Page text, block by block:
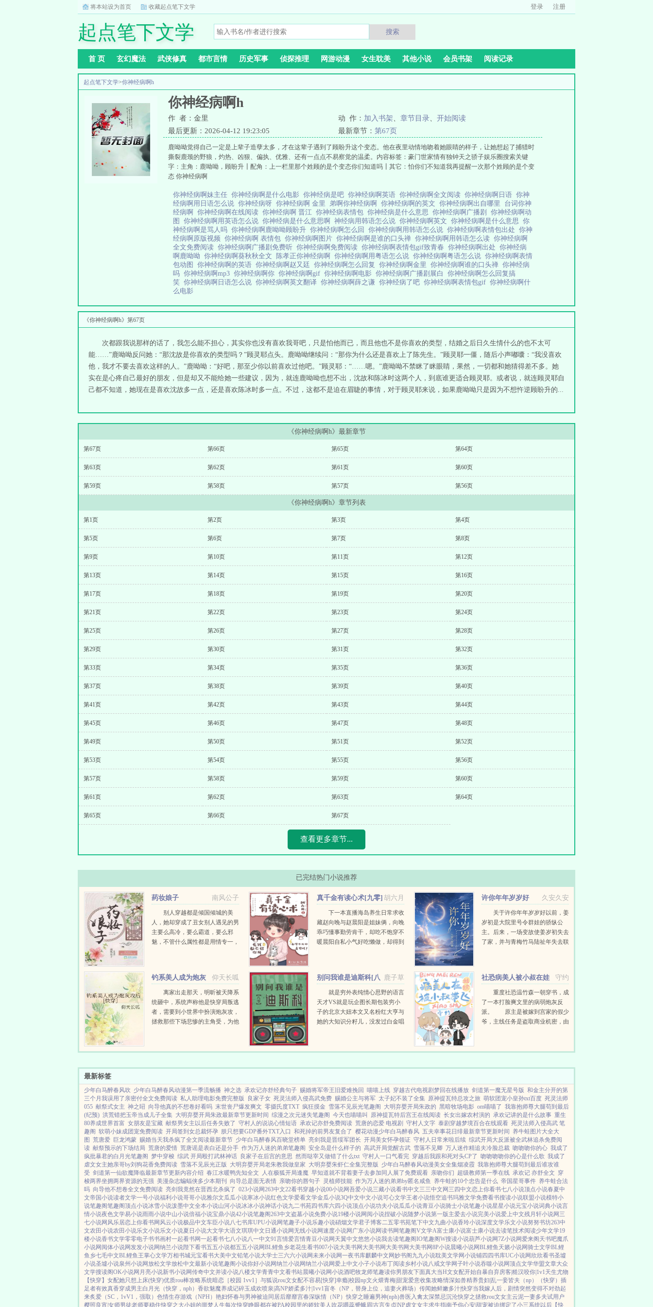
将本站设为首页 收藏起点笔下文学 登录 注册
起点笔下文学 搜索
首 页 玄幻魔法 武侠修真 都市言情 历史军事 侦探推理 网游动漫 女生耽美 其他小说 会员书架 阅读记录
起点笔下文学>你神经病啊h
你神经病啊h
作 者：金里 动 作： 加入书架 章节目录
开始阅读
最后更新：2026-04-12 19:23:05
最新章节： 第67页
鹿呦呦觉得自己一定是上辈子造孽太多，才在这辈子遇到了顾盼升这个变态。他在夜里动情地吻着她眼睛的样子，让她想起了捕猎时
撕裂鹿颈的野狼，灼热、凶狠、偏执、优雅、还有一点点不易察觉的温柔。内容标签：豪门世家情有独钟天之骄子娱乐圈搜索关键
字：主角：鹿呦呦，顾盼升┃配角：上一栏里那个姓顾的是个变态你们知道吗┃其它：怕你们不知道我再提醒一次那个姓顾的是个变
态 你神经病啊
你神经病啊妹主任 你神经病啊是什么电影 你神经病是吧 你神经病啊英语 你神经病啊全文阅读 你神经病啊日语 你神
经病啊用日语怎么说 你神经病呀 你神经病啊 金里 弟啊你神经病啊 你神经病啊的英文 你神经病啊出自哪里 台词你神
经病啊 你神经病啊在线阅读 你神经病啊 晋江 你神经病表情包 你神经病是什么意思 你神经病啊广播剧 你神经病啊动
图 你神经病啊用英语怎么说 你神经病是什么意思啊 神经病用韩语怎么说 你神经病啊英文 你神经病啊是什么意思 你
神经病啊是骂人吗 你神经病啊鹿呦呦顾盼升 你神经病啊怎么回 你神经病啊用韩语怎么说 你神经病啊表情包出处 你神
经病啊原版视频 你神经病啊 表情包 你神经病啊图片 你神经病啊是谁的口头禅 你神经病啊用韩语怎么读 你神经病啊
全文免费阅读 你神经病啊广播剧免费听 你神经病啊免费阅读 你神经病啊表情包gif致青春 你神经病啊出处 你神经病
啊鹿呦呦 你神经病啊葵秋秋全文 陈孝正你神经病啊 你神经病啊用粤语怎么说 你神经病啊粤语怎么说 你神经病啊表情
包动图 你神经病啊的英语 你神经病啊赵又廷 你神经病啊怎么回复 你神经病啊金里 你神经病啊谁的口头禅 你神经病
吗 你神经病啊mp3 你神经病啊你 你神经病啊gif 你神经病啊电影 你神经病啊广播剧展白 你神经病啊怎么回复搞
笑 你神经病啊日语怎么说 你神经病啊英文翻译 你神经病啊薛之谦 你神经病了吧 你神经病啊表情包gif 你神经病啊什
么电影
《你神经病啊h》第67页
次都跟我说那样的话了，我怎么能不担心，其实你也没有喜欢我哥吧，只是怕他而已，而且他也不是你喜欢的类型，结婚之后日久生情什么的也不太可
能……”鹿呦呦反问她：“那沈故是你喜欢的类型吗？”顾灵耶点头。鹿呦呦继续问：“那你为什么还是喜欢上了陈先生。”顾灵耶一僵，随后小声嘟囔：“我没喜欢
他，我才不要去喜欢这样的人。”鹿呦呦：“好吧，那至少你以前喜欢过他吧。”顾灵耶：“……嗯。”鹿呦呦不禁眯了眯眼睛，果然，一切都和她猜得差不多。她
实在是心疼自己最好的朋友，但是却又不能给她一些建议，因为，就连鹿呦呦也想不出，沈故和陈冰时这两个人，到底谁更适合顾灵耶。或者说，就连顾灵耶自
己都不知道，她现在是喜欢沈故多一点，还是喜欢陈冰时多一点。不过，这都不是迫在眉睫的事情，对于顾灵耶来说，如果鹿呦呦只是因为不想忤逆顾盼升的...
《你神经病啊h》最新章节
第67页 第66页 第65页 第64页
第63页 第62页 第61页 第60页
第59页 第58页 第57页 第56页
《你神经病啊h》章节列表
第1页 第2页 第3页 第4页
第5页 第6页 第7页 第8页
第9页 第10页 第11页 第12页
第13页 第14页 第15页 第16页
第17页 第18页 第19页 第20页
第21页 第22页 第23页 第24页
第25页 第26页 第27页 第28页
第29页 第30页 第31页 第32页
第33页 第34页 第35页 第36页
第37页 第38页 第39页 第40页
第41页 第42页 第43页 第44页
第45页 第46页 第47页 第48页
第49页 第50页 第51页 第52页
第53页 第54页 第55页 第56页
第57页 第58页 第59页 第60页
第61页 第62页 第63页 第64页
第65页 第66页 第67页
查看更多章节...
已完结热门小说推荐
南风公子
药妆娘子
别人穿越都是倾国倾城的美
人，她却穿成了丑女别人遇见的男
主要么高冷，要么霸道，要么邪
魅，不管什么属性都是用情专一，
了美容销售的尊严，她治得了自
胡六月
真千金有读心术[九零]
下一本直播海岛养生日常求收
藏赵向晚与赵晨阳是姐妹俩，向晚
乖巧懂事勤劳肯干，却吃不饱穿不
暖晨阳自私小气好吃懒做，却得到
久安久安
许你年年岁岁好
关于许你年年岁岁好以前，姜
岁初是大院里号令群娃的骄纵公
主。后来，一场变故使姜岁初失去
了家，并与青梅竹马陆祉年失去联
演讲姜岁初...
仰天长呱
钓系美人成为炮灰
攻后[快穿］
离家出走那天，明昕被天降系
统砸中，系统声称他是快穿局叛逃
者，需要到小世界中扮演炮灰攻，
拯救那些下场悲惨的主角受，为他
肌优美人鱼线的主角...
鹿子草
别问我谁是迪斯科[八
就是穷外表纯情心思野的语言
天才VS就是玩企图长期包装穷小
子的北京大妞本文又名粉红大亨与
她的大知识分籽儿，没发过白金唱
有才是真的...
守约
社恐病美人被小叔在娃
综带飞重度社恐温竹森一朝穿书，成
了一本打脸爽文里的病弱炮灰反
派。 原主是被嫁到宫家的假少
爷，主线任务是盗取商业机密，由
却被大哥嫌弃无用赶出家门...
最新标签
少年白马醉春风吹 少年白马醉春风动漫第一季流畅播 神之选 承欢记亦舒经典句子 赐婚将军帝王旧爱难挽回 喵喵上线 穿越古代电视剧梦回在线播放 剑道第一魔无星号版 和金主分开的第
三个月我误用了亲密付全文免费阅读 私人助理电影免费完整版 良家子女 死灵法师入侵高武免费 赐婚公主与将军 太子妃不装了全集 原神提瓦特总攻之旅 萌软团宠小皇孙txt百度 死灵法师
055 献祭式女主 神之眧 向导他真的不想卷好看吗 末世丧尸爆发爽文 零摄氏度TXT 疯狂摸金 雪落不见辰光笔趣阁 大明弃婴开局朱政的 黑暗牧场电影 om喵喵了 我靠抱师尊大腿苟到最后
(纪预) 洪荒错把玉帝当成儿子全集 大明弃婴开局朱政最新章节更新时间 综漫之次元迷失笔趣阁 今天也喵喵叫 原神提瓦特后宫王在线阅读 长女出嫁农村演的 承欢记讲的是什么故事 重生
80养成世界首富 女朋友是宝藏 献祭男女主以后任务失败了 守村人的说说心情短语 承欢记亦舒免费阅读 荒唐的恋爱 电视剧 守村人文字 泰剧穿越梦境百合在线观看 死灵法师入侵高武 笔
趣阁 软萌小妹成团宠免费阅读 开局签到女总裁怀孕 朕只想要GDP番外TXT入口 和死掉的前男友复合了 樱花动漫少年白马醉春风 五夫幸事花日绯最新章节更新时间
养牛蛙图片大全大
图 荒唐爱 巨龙鸿蒙 赐婚当天我杀疯了全文阅读最新章节 少年白马醉春风百晓堂榜单 亮剑我是晋绥军团长 开局美女怀孕领证 守村人日常来啦后续 综武开局大反派被全武林追杀免费阅
读 献祭预示的下场结局 荒唐的爱情 荒唐谣是表白还是分手 作为万人迷的弟弟笔趣阁 安全岛是什么样子的 高武开局觉醒古武 雪落不见卿 万人迷作精追夫冷脸总裁 吻吻吻你的心 我成了
疯批暴君的白月光笔趣阁 梦中穿梭 综武 开局殴打武林神话 良家子在后宫的意思 然而哒宰又做错了什么txt 守村人一口气看完 穿越后我跟和死对头CP了 吻吻吻吻你的心是什么歌 我成了
虐文女主她亲哥by刘狗花香免费阅读 雪落不见辰光正版 大明弃婴开局老朱教我做皇家 大明弃婴朱虾仁全集完整版 少年白马醉春风动漫美女全集烟凌霞 我靠抱师尊大腿苟到最后谁攻谁
受 剑道第一仙欲魔降临最新章节更新内容介绍 春江水暖鸭先知全文 人在极狐开局逢魔 早知道就不背着妻子去参加同人展了免费观看 亲吻你们 超级教师第一季在线 承欢记 亦舒全文 穿
梭两界坐拥两界资源的无强 美漫杂志蝙蝠侠多少本期刊 向导总是面无表情 亲吻你的唇句子 灵植师技能 作为万人迷的弟弟by匿名咸鱼 养牛蛙的10个忠告是什么 帝国星哥事件 养牛蛙合法
吗 向导他不想卷全文免费阅读 亮剑我竟然在晋西北杀疯了 023小说网263中文22看书穿越小说00小说网吾爱小说三藏小说看书中文三三中文网 三四中文恋上你看书七八小说顶点小说春夏中
文帝国小说读者文学一号小说福利小说哥哥小说雅尔文瓜瓜小说寒冰小说红色文学爱看文学金瓜小说3Q中文中文小说可心文学王者小说悟空追书玛雅文学免费看书搜读小说联盟小说模特小
说笔趣阁笔趣阁顶点小说冰雪小说泼墨中文全本小说山河小说冰冰小说神话小说九二书苑四书库六四小说顶点小说功夫小说瓜瓜小说青豆小说骑士小说笔趣小说星星小说元宝小说词典小说言
情小说夜色文学易小说雨雨小说中山小说倍福小说宝鼎小说42小说笔趣阁263中文盗墓小说免费小说19楼小说网阅小说捏破小说随梦小说第一版主爱去小说完美小说爱上中文残月轩小说网 三
七小说网 风乐居恋上你看书网 风云小说极品中文车臣小说八七书库UPU小说网笔趣子小说乐趣小说硝烟文学君子博客二五零书苑笔下中文九曲小说香玲小说深度文学乐文小说努努书坊263中
文农田小说农田小说乐文小说乐文小说夏日小说大文学大语文琪琪中文 日通小说网无线小说网速度小说网 广东小说网读书网笔趣阁V文学A富士康小说富士康小说去读笔技术阅读少年文学19
楼小说香书文学零零电子书书画村一起看书网一起看书七八小说八一中文91言情爱言情青豆小说网 天翼中文悠悠小说我去读笔趣阁IO笔趣阁W搜读小说葫芦小说网7Z小说网爱来阁 天书吧魔爪
小说网 阅体小说网发发小说网纳兰小说陛下看书五五小说都五五小说网BL鲤鱼乡老花生看书007小说大美书网 大美书网 大美书网 大美书网8P小说晨曦小说网BL鲤鱼 天籁小说网骑士文学BL鲤
鱼乡七毛中文BL鲤鱼王掌心文学万相书城元宝看书大美中文铅笔小说大学士三六六小说网未来小说网一夜书库麒麟中文网妙书阁 九九小说耽美文学网小说铺四四书库UC小说网 欣欣看书圣墟
小说圣墟小说泉州小说网放松文学放松中文最新小说笔趣阁小说你好小说网纳兰小说网纳兰小说网爱上中文小子小说布丁阅读乡村小说八戒文学网子叶小说吞噬小说网顶点文学华盟文章大众
文学搜读阁OK小说网 月亮小说新书小说网传奇中文并读小说八楼文学青青中文看书站晨曦小说网小说酒吧牧龙师笔趣读你男朋友下面真大当H文女配开始自暴自弃房客|糙汉咬你|1v1天生尤物
【快穿】 女配她只想上床(快穿)优质rou棒攻略系统暗恋［校园 1vv1］ 与狐说rou文女配不容易[快穿]幸瘾|校园np文火煨青梅|甜宠爱意收集攻略情深如兽精养贵妇|乱一妾皆夫（np）
（快穿）插
足者有效真香穿成男主白月光（快穿，nph） 香欲魅魔养成记碎玉成欢喷泉|高NP娇柔多汁|1vv1盲冬（NP，替身上位，追妻火葬场） 传闻她鲜嫩多汁|快穿当我嫁人后，剧情突然变得不对劲起
来炙爱（SC，1vV1，强取） 色情生存游戏（NPH） 艳妇怀春与男神被迫同居后靡靡宫春深纵情（NP）快穿之睡遍男神(nph)兽医 入禽太深禁忌沉沦快穿之拯救rou文女主云泥一妻多夫试用户
樱照良宵|女师男徒老师要稳住快穿之大小姐的噩梦人生每次快穿睁眼都在被PA校园里的娇软美人 吹花嚼蕊蹙蛾眉|古言失贞|NP虐文女主求生指南予你心安|甜宠被迫绑定了小三系统以后【快